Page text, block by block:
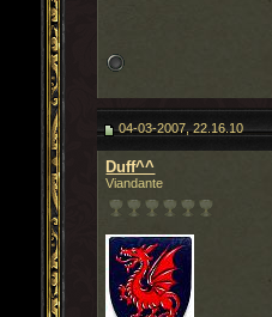
04-03-2007, 22.16.10
Duff^^
Viandante